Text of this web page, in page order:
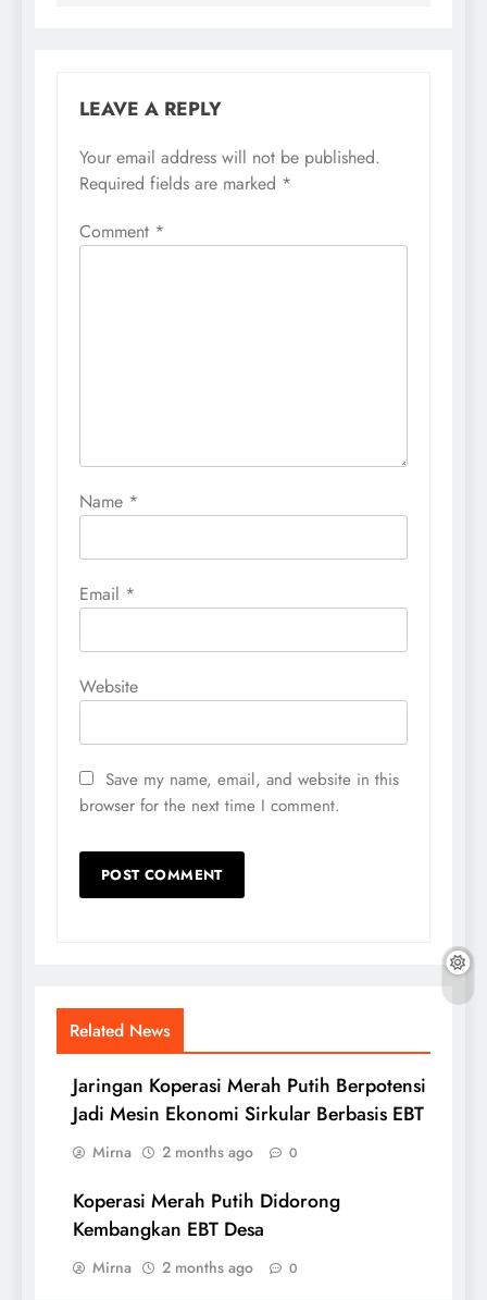
LEAVE A REPLY
Your email address will not be published.
Required fields are marked *
Comment *
Name *
Email *
Website
Save my name, email, and website in this
browser for the next time I comment.
Related News
Jaringan Koperasi Merah Putih Berpotensi
Jadi Mesin Ekonomi Sirkular Berbasis EBT
Mirna 2 months ago 0
Koperasi Merah Putih Didorong
Kembangkan EBT Desa
Mirna 2 months ago 0